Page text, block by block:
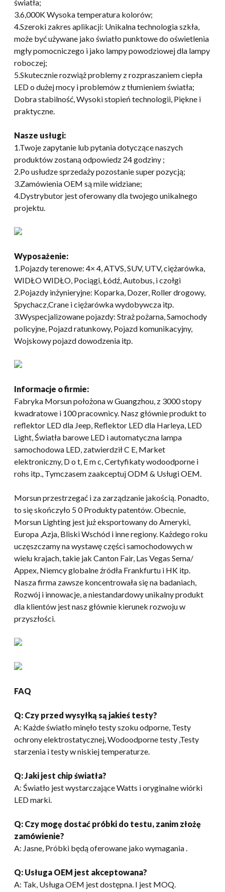
światła;
3.6,000K Wysoka temperatura kolorów;
4.Szeroki zakres aplikacji: Unikalna technologia szkła,
może być używane jako światło punktowe do oświetlenia
mgły pomocniczego i jako lampy powodziowej dla lampy
roboczej;
5.Skutecznie rozwiąż problemy z rozpraszaniem ciepła
LED o dużej mocy i problemów z tłumieniem światła;
Dobra stabilność, Wysoki stopień technologii, Piękne i
praktyczne.
Nasze usługi:
1.Twoje zapytanie lub pytania dotyczące naszych
produktów zostaną odpowiedz 24 godziny ;
2.Po usłudze sprzedaży pozostanie super pozycją;
3.Zamówienia OEM są mile widziane;
4.Dystrybutor jest oferowany dla twojego unikalnego
projektu.
Wyposażenie:
1.Pojazdy terenowe: 4× 4, ATVS, SUV, UTV, ciężarówka,
WIDŁO WIDŁO, Pociągi, Łódź, Autobus, i czołgi
2.Pojazdy inżynieryjne: Koparka, Dozer, Roller drogowy,
Spychacz,Crane i ciężarówka wydobywcza itp.
3.Wyspecjalizowane pojazdy: Straż pożarna, Samochody
policyjne, Pojazd ratunkowy, Pojazd komunikacyjny,
Wojskowy pojazd dowodzenia itp.
Informacje o firmie:
Fabryka Morsun położona w Guangzhou, z 3000 stopy
kwadratowe i 100 pracownicy. Nasz głównie produkt to
reflektor LED dla Jeep, Reflektor LED dla Harleya, LED
Light, Światła barowe LED i automatyczna lampa
samochodowa LED, zatwierdził C E, Market
elektroniczny, D o t, E m c, Certyfikaty wodoodporne i
rohs itp., Tymczasem zaakceptuj ODM & Usługi OEM.
Morsun przestrzegać i za zarządzanie jakością. Ponadto,
to się skończyło 5 0 Produkty patentów. Obecnie,
Morsun Lighting jest już eksportowany do Ameryki,
Europa ,Azja, Bliski Wschód i inne regiony. Każdego roku
uczęszczamy na wystawę części samochodowych w
wielu krajach, takie jak Canton Fair, Las Vegas Sema/
Appex, Niemcy globalne źródła Frankfurtu i HK itp.
Nasza firma zawsze koncentrowała się na badaniach,
Rozwój i innowacje, a niestandardowy unikalny produkt
dla klientów jest nasz głównie kierunek rozwoju w
przyszłości.
FAQ
Q: Czy przed wysyłką są jakieś testy?
A: Każde światło minęło testy szoku odporne, Testy
ochrony elektrostatycznej, Wodoodporne testy ,Testy
starzenia i testy w niskiej temperaturze.
Q: Jaki jest chip światła?
A: Światło jest wystarczające Watts i oryginalne wiórki
LED marki.
Q: Czy mogę dostać próbki do testu, zanim złożę
zamówienie?
A: Jasne, Próbki będą oferowane jako wymagania .
Q: Usługa OEM jest akceptowana?
A: Tak, Usługa OEM jest dostępna. I jest MOQ.